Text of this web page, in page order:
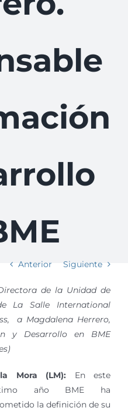
Anterior Siguiente
de la Unidad de
La Salle International
a Magdalena Herrero,
y Desarrollo en BME
Mora (LM): En este
año BME ha
la definición de su